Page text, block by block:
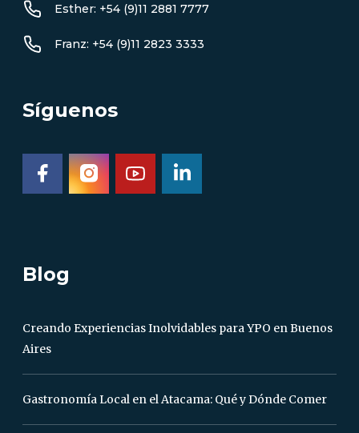
Esther: +54 (9)11 2881 7777
Franz: +54 (9)11 2823 3333
Síguenos
Blog
Creando Experiencias Inolvidables para YPO en Buenos
Aires
Gastronomía Local en el Atacama: Qué y Dónde Comer